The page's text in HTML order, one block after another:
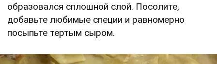
образовался сплошной слой. Посолите,
добавьте любимые специи и равномерно
посыпьте тертым сыром.